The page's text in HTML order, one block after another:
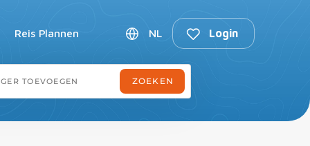
Reis Plannen NL Login